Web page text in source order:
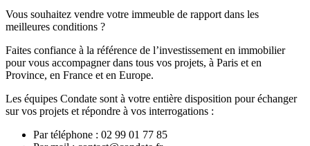
Vous souhaitez vendre votre immeuble de rapport dans les
meilleures conditions ?
Faites confiance à la référence de l’investissement en immobilier
pour vous accompagner dans tous vos projets, à Paris et en
Province, en France et en Europe.
Les équipes Condate sont à votre entière disposition pour échanger
sur vos projets et répondre à vos interrogations :
Par téléphone : 02 99 01 77 85